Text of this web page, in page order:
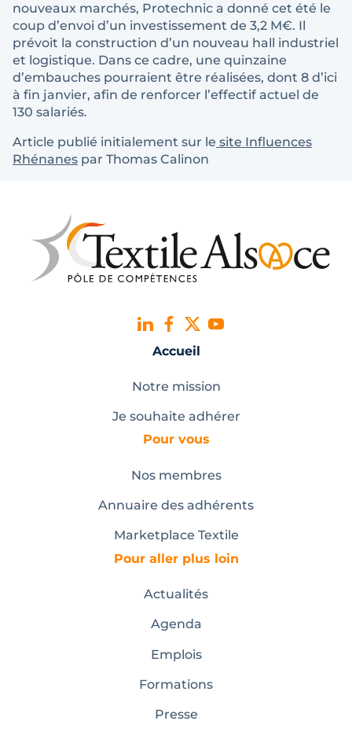
nouveaux marchés, Protechnic a donné cet été le
coup d’envoi d’un investissement de 3,2 M€. Il
prévoit la construction d’un nouveau hall industriel
et logistique. Dans ce cadre, une quinzaine
d’embauches pourraient être réalisées, dont 8 d’ici
à fin janvier, afin de renforcer l’effectif actuel de
130 salariés.
Article publié initialement sur le site Influences
Rhénanes par Thomas Calinon
Accueil
Notre mission
Je souhaite adhérer
Pour vous
Nos membres
Annuaire des adhérents
Marketplace Textile
Pour aller plus loin
Actualités
Agenda
Emplois
Formations
Presse